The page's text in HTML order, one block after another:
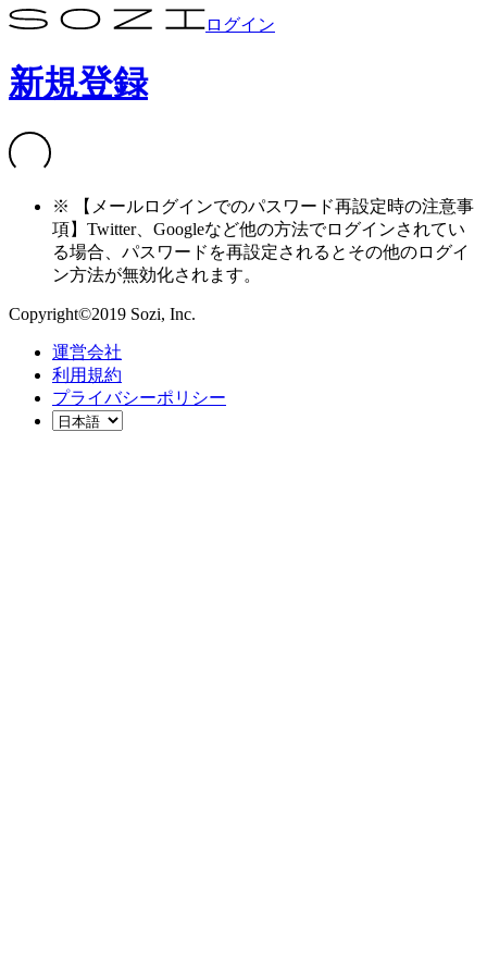
ログイン
新規登録
※ 【メールログインでのパスワード再設定時の注意事
項】Twitter、Googleなど他の方法でログインされてい
る場合、パスワードを再設定されるとその他のログイ
ン方法が無効化されます。
Copyright©2019 Sozi, Inc.
運営会社
利用規約
プライバシーポリシー